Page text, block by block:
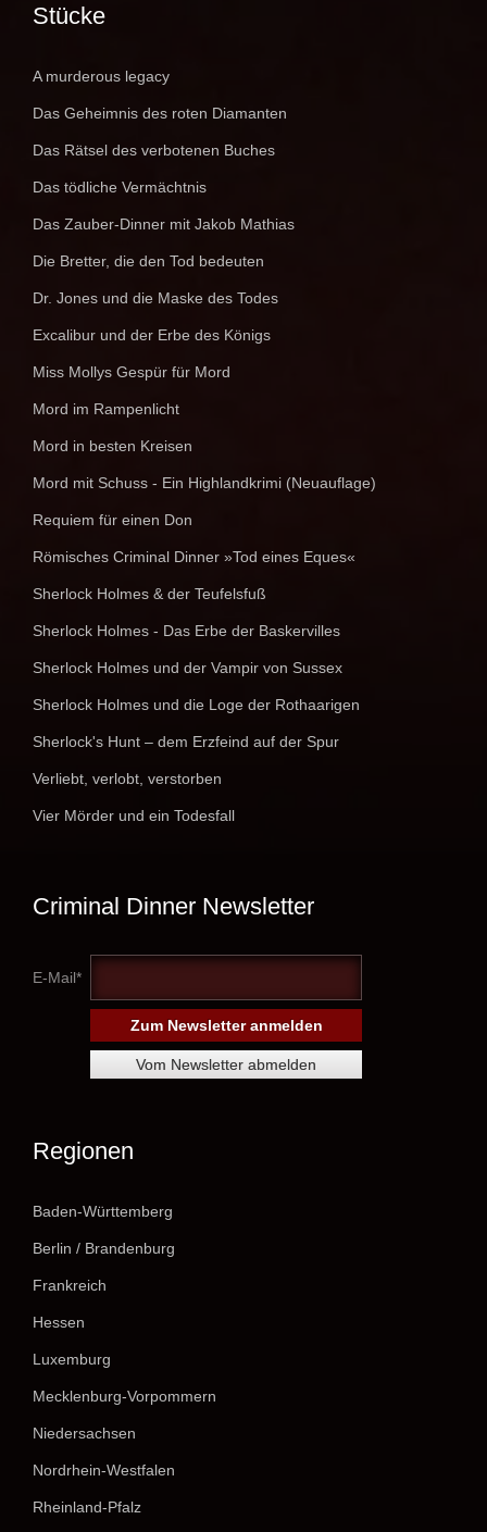
Stücke
A murderous legacy
Das Geheimnis des roten Diamanten
Das Rätsel des verbotenen Buches
Das tödliche Vermächtnis
Das Zauber-Dinner mit Jakob Mathias
Die Bretter, die den Tod bedeuten
Dr. Jones und die Maske des Todes
Excalibur und der Erbe des Königs
Miss Mollys Gespür für Mord
Mord im Rampenlicht
Mord in besten Kreisen
Mord mit Schuss - Ein Highlandkrimi (Neuauflage)
Requiem für einen Don
Römisches Criminal Dinner »Tod eines Eques«
Sherlock Holmes & der Teufelsfuß
Sherlock Holmes - Das Erbe der Baskervilles
Sherlock Holmes und der Vampir von Sussex
Sherlock Holmes und die Loge der Rothaarigen
Sherlock's Hunt – dem Erzfeind auf der Spur
Verliebt, verlobt, verstorben
Vier Mörder und ein Todesfall
Criminal Dinner Newsletter
E-Mail*
Regionen
Baden-Württemberg
Berlin / Brandenburg
Frankreich
Hessen
Luxemburg
Mecklenburg-Vorpommern
Niedersachsen
Nordrhein-Westfalen
Rheinland-Pfalz